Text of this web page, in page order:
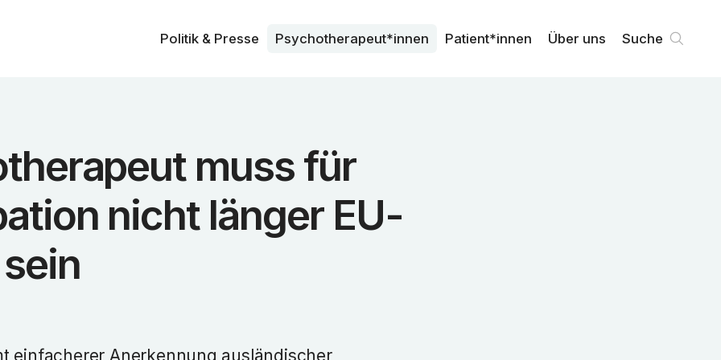
Politik & Presse
Psycho­therapeut*innen Patient*innen Über uns Suche
muss für
nicht länger EU-
einfacherer Anerkennung ausländischer